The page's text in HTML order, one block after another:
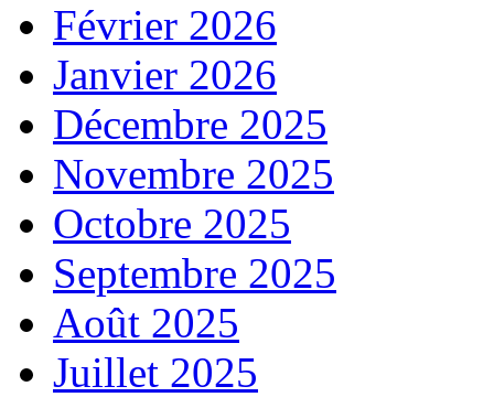
Février 2026
Janvier 2026
Décembre 2025
Novembre 2025
Octobre 2025
Septembre 2025
Août 2025
Juillet 2025